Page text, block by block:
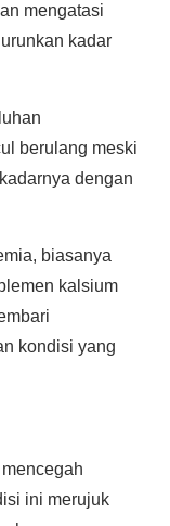
mengatasi
kadar
berulang meski
dengan
biasanya
kalsium
kondisi yang
ini merujuk